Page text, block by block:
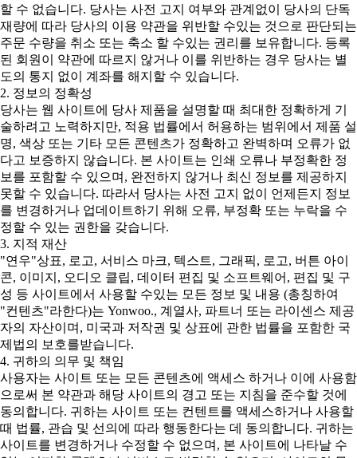
할 수 없습니다. 당사는 사전 고지 여부와 관계없이 당사의 단독
재량에 따라 당사의 이용 약관을 위반할 수있는 것으로 판단되는
주문 수량을 취소 또는 축소 할 수있는 권리를 보유합니다. 등록
된 회원이 약관에 따르지 않거나 이를 위반하는 경우 당사는 별
도의 통지 없이 계좌를 해지할 수 있습니다.
2. 정보의 정확성
당사는 웹 사이트에 당사 제품을 설명할 때 최대한 정확하게 기
술하려고 노력하지만, 적용 법률에서 허용하는 범위에서 제품 설
명, 색상 또는 기타 모든 콘텐츠가 정확하고 완벽하며 오류가 없
다고 보증하지 않습니다. 본 사이트는 인쇄 오류나 부정확한 정
보를 포함할 수 있으며, 완전하지 않거나 최신 정보를 제공하지
못할 수 있습니다. 따라서 당사는 사전 고지 없이 언제든지 정보
를 변경하거나 업데이트하기 위해 오류, 부정확 또는 누락을 수
정할 수 있는 권한을 갖습니다.
3. 지적 재산
"연우"상표, 로고, 서비스 마크, 텍스트, 그래픽, 로고, 버튼 아이
콘, 이미지, 오디오 클립, 데이터 편집 및 소프트웨어, 편집 및 구
성 등 사이트에서 사용할 수있는 모든 정보 및 내용 (총칭하여
"컨텐츠"라한다)는 Yonwoo., 계열사, 파트너 또는 라이센스 제공
자의 자산이며, 미국과 저작권 및 상표에 관한 법률을 포함한 국
제법의 보호를받습니다.
4. 귀하의 의무 및 책임
사용자는 사이트 또는 모든 콘텐츠에 액세스 하거나 이에 사용함
으로써 본 약관과 해당 사이트의 경고 또는 지침을 준수할 것에
동의합니다. 귀하는 사이트 또는 컨텐트를 액세스하거나 사용할
때 법률, 관습 및 선의에 따라 행동한다는 데 동의합니다. 귀하는
사이트를 변경하거나 수정할 수 없으며, 본 사이트에 나타날 수